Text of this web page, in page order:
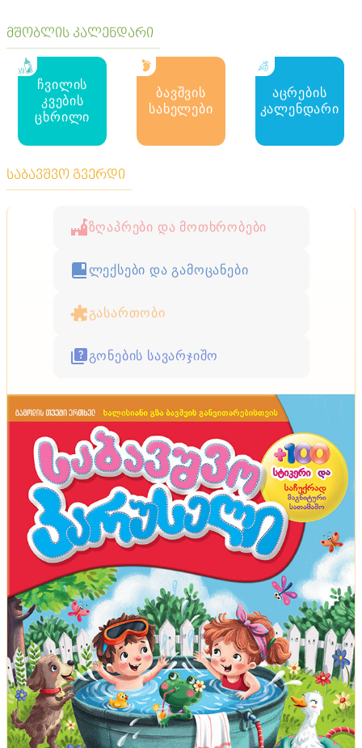
მშობლის კალენდარი
ჩვილის
კვების
ცხრილი
ბავშვის
სახელები
აცრების
კალენდარი
საბავშვო გვერდი
ზღაპრები და მოთხრობები
ლექსები და გამოცანები
გასართობი
გონების სავარჯიშო